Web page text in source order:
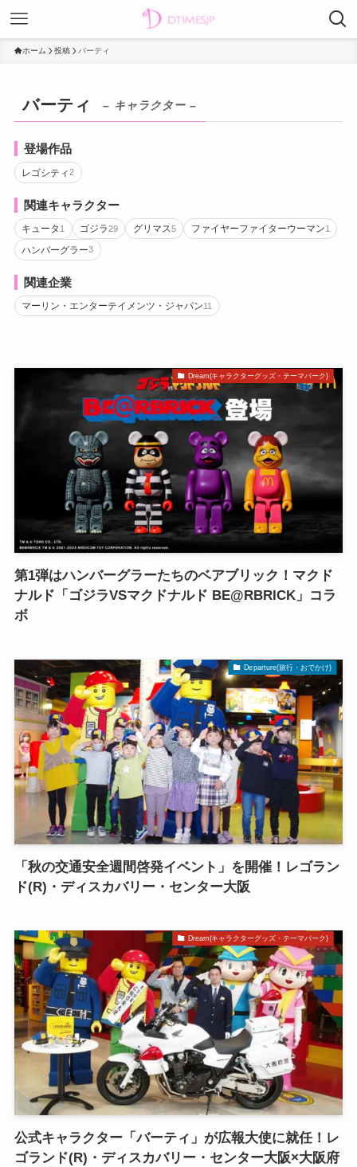
ホーム 投稿 バーティ
バーティ – キャラクター –
登場作品
レゴシティ2
関連キャラクター
キュータ 1 ゴジラ29 グリマス5 ファイヤーファイターウーマン1
ハンバーグラー3
関連企業
マーリン・エンターテイメンツ・ジャパン11
Dream(キャラクターグッズ・テーマパーク)
第1弾はハンバーグラーたちのベアブリック！マクド
ナルド「ゴジラVSマクドナルド BE@RBRICK」コラ
ボ
Departure(旅行・おでかけ)
「秋の交通安全週間啓発イベント」を開催！レゴラン
ド(R)・ディスカバリー・センター大阪
Dream(キャラクターグッズ・テーマパーク)
公式キャラクター「バーティ」が広報大使に就任！レ
ゴランド(R)・ディスカバリー・センター大阪×大阪府